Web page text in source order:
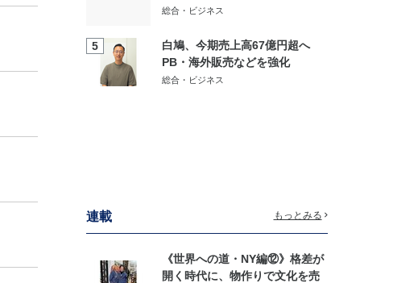
総合・ビジネス
5
白鳩、今期売上高67億円超へ
PB・海外販売などを強化
総合・ビジネス
連載 もっとみる
《世界への道・NY編⑫》格差が
開く時代に、物作りで文化を売